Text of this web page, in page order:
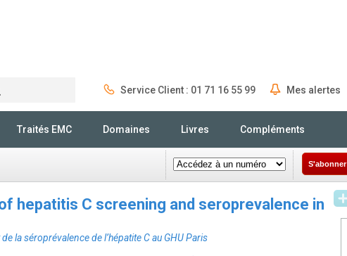
Service Client : 01 71 16 55 99 Mes alertes
Traités EMC Domaines Livres Compléments
S'abonner
hepatitis C screening and seroprevalence in
la séroprévalence de l’hépatite C au GHU Paris